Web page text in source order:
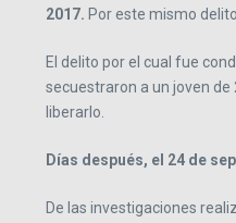
2017. Por este mismo
El delito por el cual fue
secuestraron a un joven
liberarlo.
Días después, el 24 de
De las investigaciones